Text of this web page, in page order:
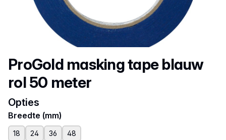
Productnaam
ProGold masking tape blauw
rol 50 meter
Opties
Breedte (mm)
18 24 36 48